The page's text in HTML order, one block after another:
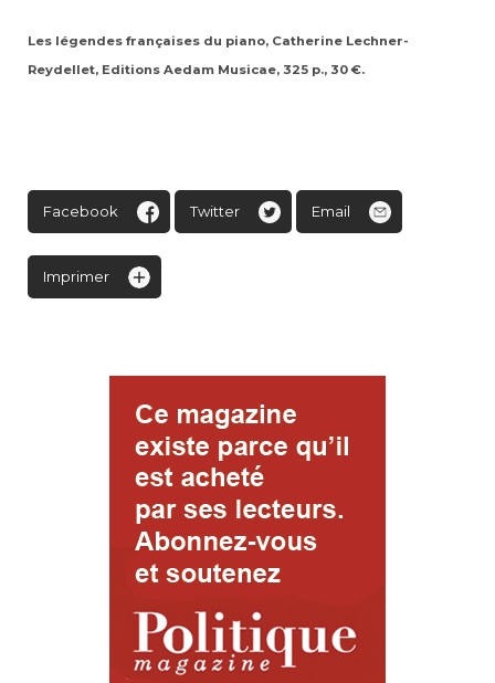
Les légendes françaises du piano, Catherine Lechner-
Reydellet, Editions Aedam Musicae, 325 p., 30 €.
Facebook Twitter Email
Imprimer